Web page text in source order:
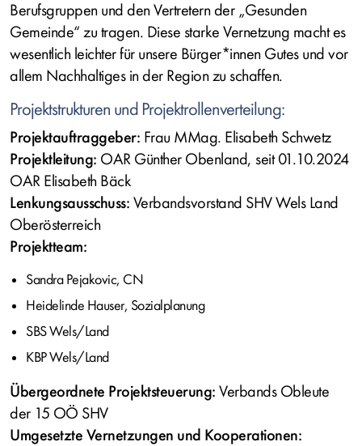
Berufsgruppen und den Vertretern der „Gesunden
Gemeinde“ zu tragen. Diese starke Vernetzung macht es
wesentlich leichter für unsere Bürger*innen Gutes und vor
allem Nachhaltiges in der Region zu schaffen.
Projektstrukturen und Projektrollenverteilung:
Projektauftraggeber: Frau MMag. Elisabeth Schwetz
Projektleitung: OAR Günther Obenland, seit 01.10.2024
OAR Elisabeth Bäck
Lenkungsausschuss: Verbandsvorstand SHV Wels Land
Oberösterreich
Projektteam:
Sandra Pejakovic, CN
Heidelinde Hauser, Sozialplanung
SBS Wels/Land
KBP Wels/Land
Übergeordnete Projektsteuerung: Verbands Obleute
der 15 OÖ SHV
Umgesetzte Vernetzungen und Kooperationen: